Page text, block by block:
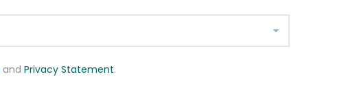
and Privacy Statement.